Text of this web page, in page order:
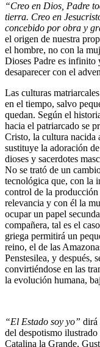
“Creo en Dios, Padre
tierra. Creo en
concebido por obra y
el origen de nuestra
el hombre, no con la
Dioses Padre es infinito
desaparecer con el
Las culturas
en el tiempo, salvo
quedan. Según el
hacia el patriarcado se
Cristo, la cultura nacida
sustituye la adoración
dioses y sacerdotes
No se trató de un
tecnológica que, con la
control de la
relevancia y con él la
ocupar un papel
compañera, tal es el
griega permitirá un
reino, el de las
Penstesilea, y después,
convirtiéndose en las
la evolución humana,
“El Estado soy yo” dirá
del despotismo
Catalina la Grande,